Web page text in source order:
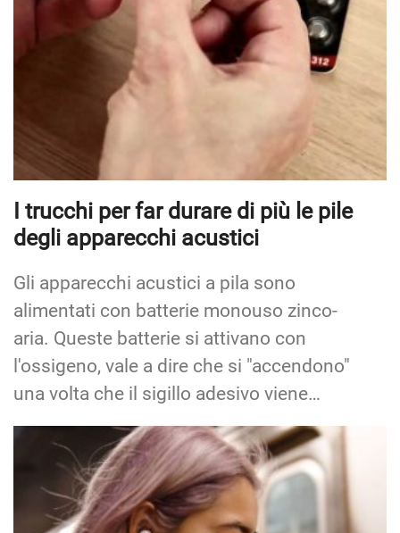
I trucchi per far durare di più le pile
degli apparecchi acustici
Gli apparecchi acustici a pila sono
alimentati con batterie monouso zinco-
aria. Queste batterie si attivano con
l'ossigeno, vale a dire che si "accendono"
una volta che il sigillo adesivo viene…